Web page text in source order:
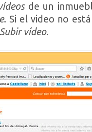
de un
. Si el video no
Subirvídeo.